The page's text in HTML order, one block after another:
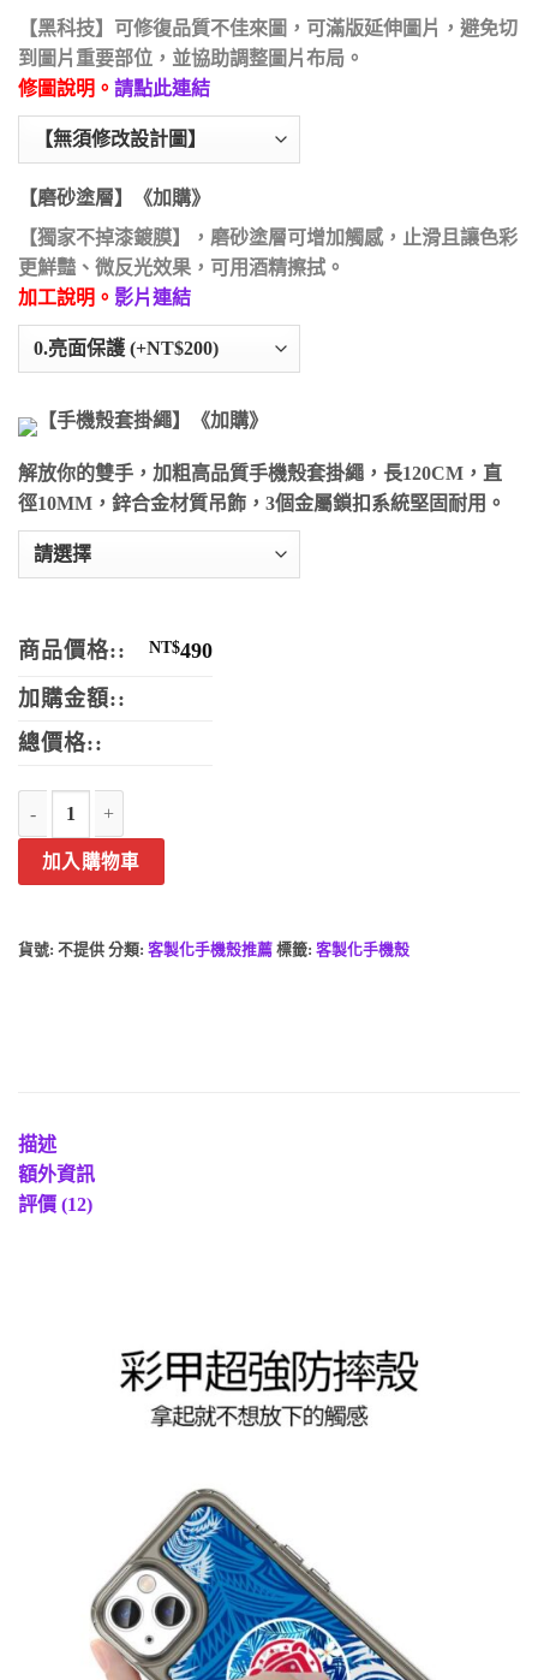
【黑科技】可修復品質不佳來圖，可滿版延伸圖片，避免切
到圖片重要部位，並協助調整圖片布局。
修圖說明。 請點此連結
【磨砂塗層】《加購》
【獨家不掉漆鍍膜】，磨砂塗層可增加觸感，止滑且讓色彩
更鮮豔、微反光效果，可用酒精擦拭。
加工說明。 影片連結
【手機殼套掛繩】《加購》
解放你的雙手，加粗高品質手機殼套掛繩，長120CM，直
徑10MM，鋅合金材質吊飾，3個金屬鎖扣系統堅固耐用。
商品價格:: NT$490
加購金額::
總價格::
三星摺疊彩甲手機殼-客製化手機殼照片手機殼來圖印刷訂製殼面硬邊
加入購物車
貨號: 不提供 分類: 客製化手機殼推薦 標籤: 客製化手機殼
描述
額外資訊
評價 (12)